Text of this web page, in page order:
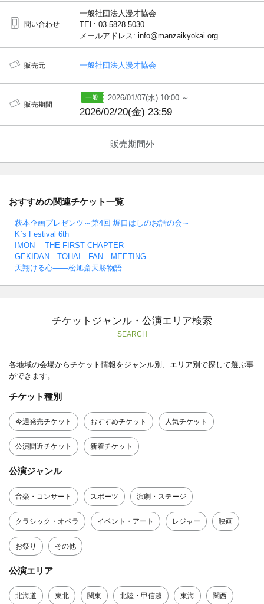
問い合わせ
一般社団法人漫才協会
TEL: 03-5828-5030
メールアドレス: info@manzaikyokai.org
販売元 一般社団法人漫才協会
販売期間
2026/01/07(水) 10:00 ～
2026/02/20(金) 23:59
販売期間外
おすすめの関連チケット一覧
萩本企画プレゼンツ～第4回 堀口はしのお話の会～
K`s Festival 6th
IMON -THE FIRST CHAPTER-
GEKIDAN TOHAI FAN MEETING
天翔ける心――松旭斎天勝物語
チケットジャンル・公演エリア検索
SEARCH
各地域の会場からチケット情報をジャンル別、エリア別で探して選ぶ事
ができます。
チケット種別
今週発売チケット おすすめチケット 人気チケット
公演間近チケット 新着チケット
公演ジャンル
音楽・コンサート スポーツ 演劇・ステージ
クラシック・オペラ イベント・アート レジャー 映画
お祭り その他
公演エリア
北海道 東北 関東 北陸・甲信越 東海 関西